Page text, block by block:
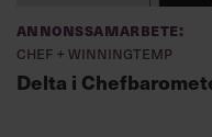
Annonssamarbete:
Chef + Winningtemp
Delta i